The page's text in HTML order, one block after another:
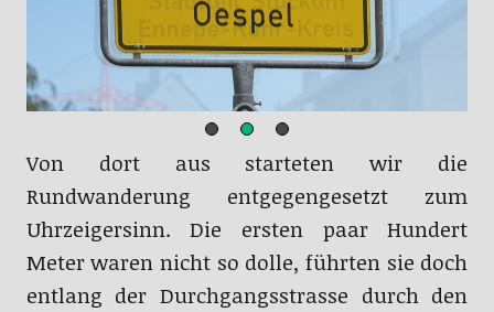
Von dort aus starteten wir die
Rundwanderung entgegengesetzt zum
Uhrzeigersinn. Die ersten paar Hundert
Meter waren nicht so dolle, führten sie doch
entlang der Durchgangsstrasse durch den